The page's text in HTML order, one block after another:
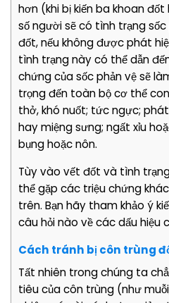
hơn (khi bị kiến ba khoan
số người sẽ có tình trạng
đốt, nếu không được phát
tình trạng này có thể dẫn
chứng của sốc phản vệ sẽ
trọng đến toàn bộ cơ thể
thở, khó nuốt; tức ngực;
hay miệng sưng; ngất xỉu
bụng hoặc nôn.
Tùy vào vết đốt và tình
thể gặp các triệu chứng
trên. Bạn hãy tham khảo ý
câu hỏi nào về các dấu hiệu
Cách tránh bị côn trùng
Tất nhiên trong chúng ta
tiêu của côn trùng (như